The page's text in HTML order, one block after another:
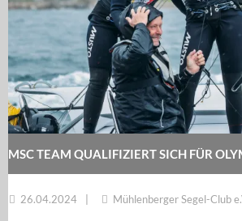
MSC TEAM QUALIFIZIERT SICH FÜR
49ER FX
26.04.2024 Mühlenberger Segel-Club